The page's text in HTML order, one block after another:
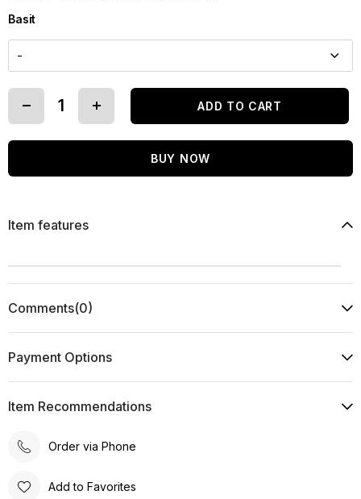
Basit
Item features
Comments(0)
Payment Options
Item Recommendations
Order via Phone
Add to Favorites